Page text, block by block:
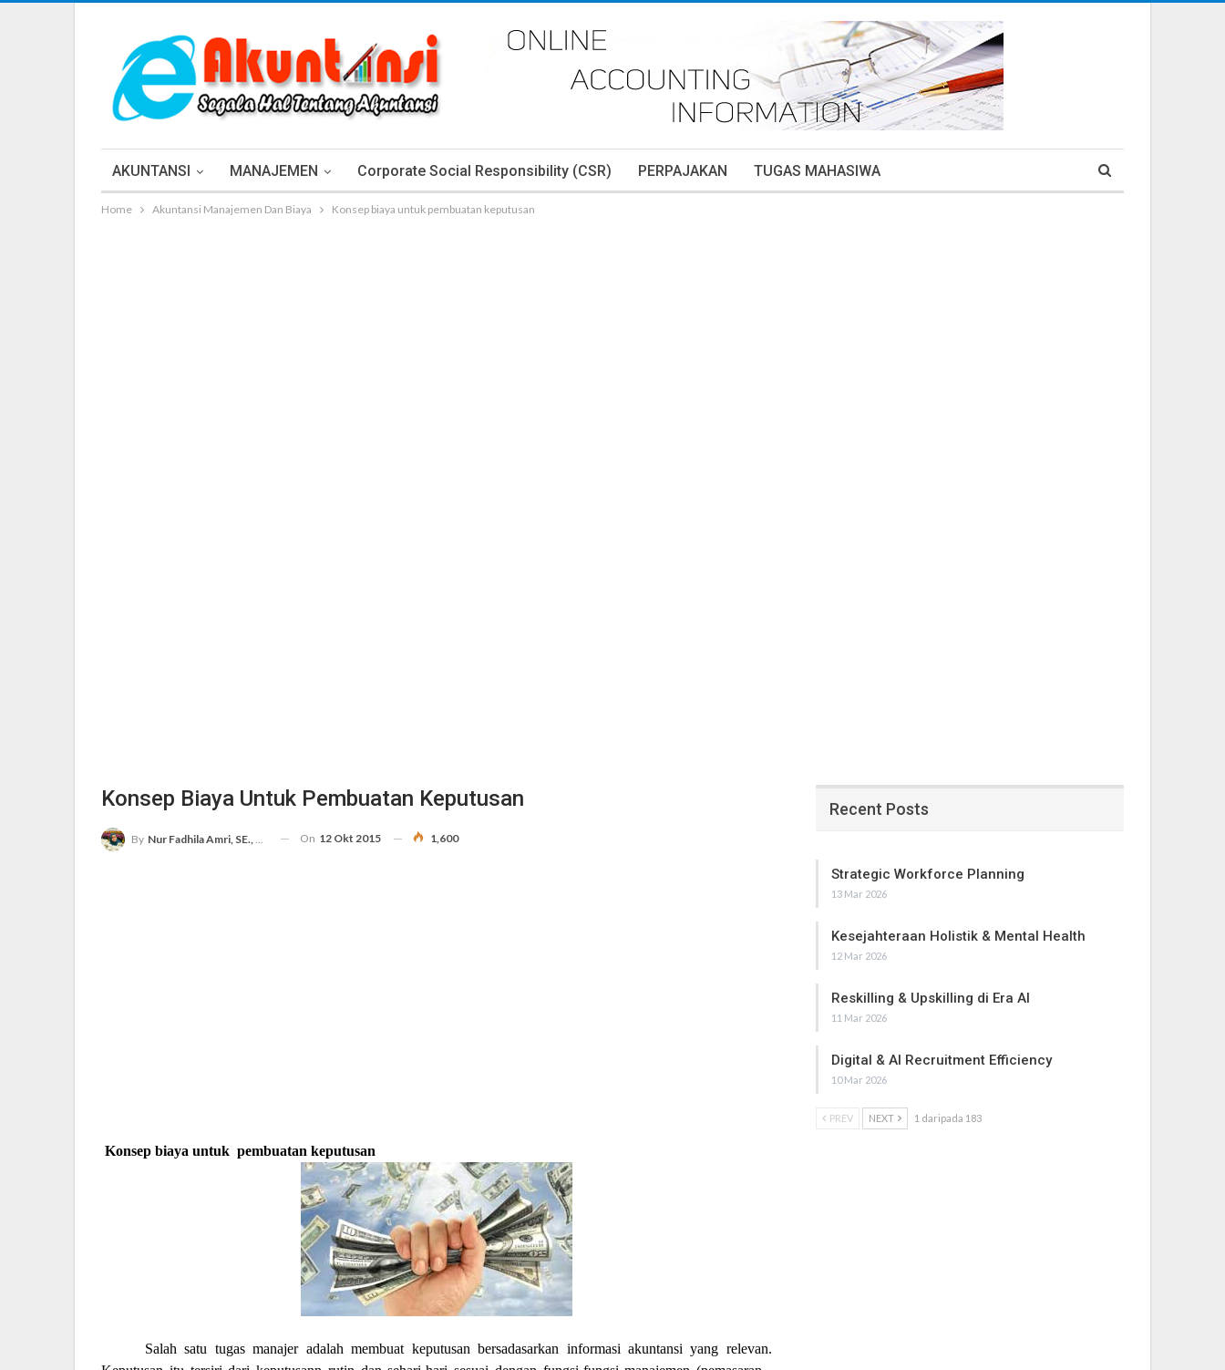
AKUNTANSI MANAJEMEN Corporate Social Responsibility (CSR) PERPAJAKAN TUGAS MAHASIWA
Home Akuntansi Manajemen Dan Biaya Konsep biaya untuk pembuatan keputusan
Konsep Biaya Untuk Pembuatan Keputusan
By Nur Fadhila Amri, SE., Ak., M.Si On 12 Okt 2015 1,600
Konsep biaya untuk pembuatan keputusan
Salah satu tugas manajer adalah membuat keputusan bersadasarkan informasi akuntansi yang relevan.
Recent Posts
Strategic Workforce Planning
13 Mar 2026
Kesejahteraan Holistik & Mental Health
12 Mar 2026
Reskilling & Upskilling di Era AI
11 Mar 2026
Digital & AI Recruitment Efficiency
10 Mar 2026
PREV NEXT 1 daripada 183